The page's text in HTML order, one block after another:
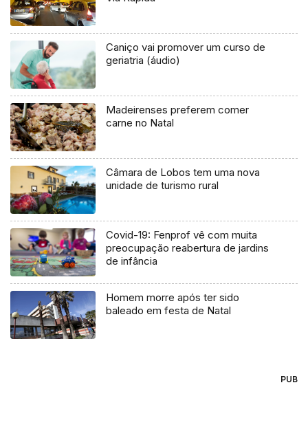
Caniço vai promover um curso de
geriatria (áudio)
Madeirenses preferem comer
carne no Natal
Câmara de Lobos tem uma nova
unidade de turismo rural
Covid-19: Fenprof vê com muita
preocupação reabertura de jardins
de infância
Homem morre após ter sido
baleado em festa de Natal
PUB